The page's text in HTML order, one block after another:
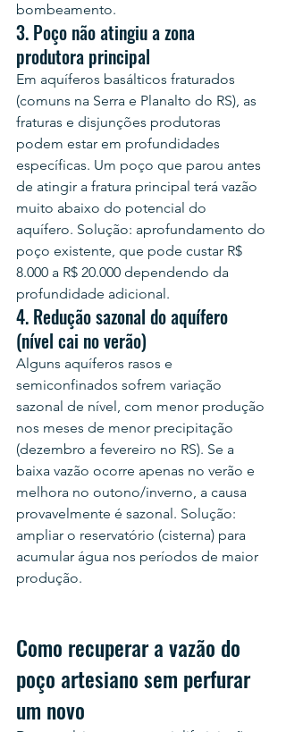
bombeamento.
3. Poço não atingiu a zona
produtora principal
Em aquíferos basálticos fraturados
(comuns na Serra e Planalto do RS), as
fraturas e disjunções produtoras
podem estar em profundidades
específicas. Um poço que parou antes
de atingir a fratura principal terá vazão
muito abaixo do potencial do
aquífero. Solução: aprofundamento do
poço existente, que pode custar R$
8.000 a R$ 20.000 dependendo da
profundidade adicional.
4. Redução sazonal do aquífero
(nível cai no verão)
Alguns aquíferos rasos e
semiconfinados sofrem variação
sazonal de nível, com menor produção
nos meses de menor precipitação
(dezembro a fevereiro no RS). Se a
baixa vazão ocorre apenas no verão e
melhora no outono/inverno, a causa
provavelmente é sazonal. Solução:
ampliar o reservatório (cisterna) para
acumular água nos períodos de maior
produção.
Como recuperar a vazão do
poço artesiano sem perfurar
um novo